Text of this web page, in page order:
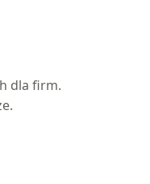
dla firm.